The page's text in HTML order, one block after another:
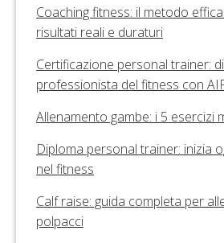
Coaching fitness: il metodo
risultati reali e duraturi
Certificazione personal trainer:
professionista del fitness con
Allenamento gambe: i 5 esercizi
Diploma personal trainer: inizia
nel fitness
Calf raise: guida completa per
polpacci